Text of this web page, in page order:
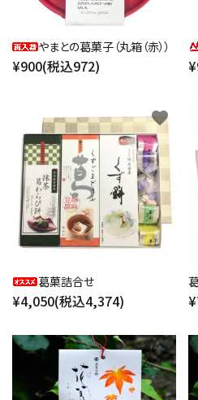
やまとの葛菓子（丸箱（赤））
¥900(税込972)
葛菓詰合せ
¥4,050(税込4,374)
favorite
favorite